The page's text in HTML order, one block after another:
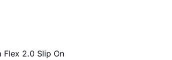
Flex 2.0 Slip On